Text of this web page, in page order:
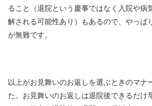
ること（退院という慶事ではなく入院や病
解される可能性あり）もあるので、やっぱ
が無難です。
以上がお見舞いのお返しを選ぶときのマナ
た。お見舞いのお返しは退院後できるだけ